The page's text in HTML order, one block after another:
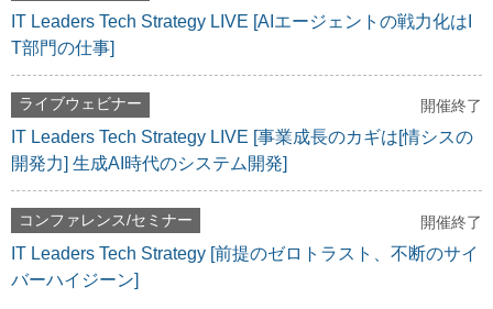
IT Leaders Tech Strategy LIVE [AIエージェントの戦力化はI
T部門の仕事]
ライブウェビナー 開催終了
IT Leaders Tech Strategy LIVE [事業成長のカギは[情シスの
開発力] 生成AI時代のシステム開発]
コンファレンス/セミナー 開催終了
IT Leaders Tech Strategy [前提のゼロトラスト、不断のサイ
バーハイジーン]